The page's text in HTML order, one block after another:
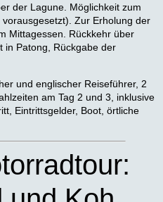
der Lagune. Möglichkeit zum
Zur Erholung der
Mittagessen. Rückkehr über
in Patong, Rückgabe der
und englischer Reiseführer, 2
am Tag 2 und 3, inklusive
Eintrittsgelder, Boot, örtliche